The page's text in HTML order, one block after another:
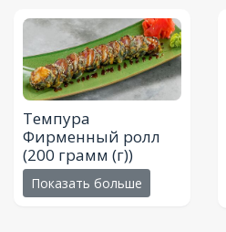
Темпура
Фирменный ролл
(200 грамм (г))
Показать больше